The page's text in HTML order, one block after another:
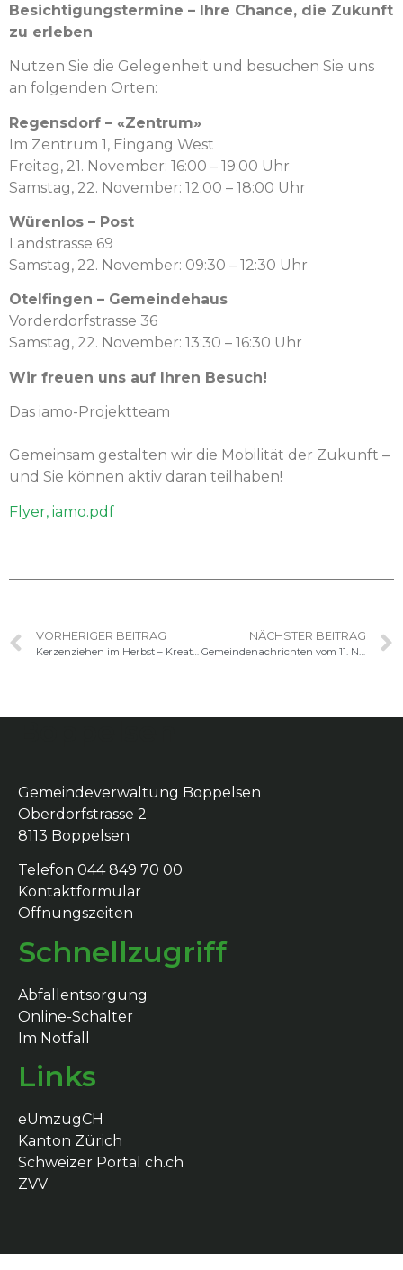
Besich­ti­gung­ster­mine – Ihre Chance, die Zukun­ft
zu erleben
Nutzen Sie die Gele­gen­heit und besuchen Sie uns
an fol­gen­den Orten:
Regens­dorf – «Zen­trum»
Im Zen­trum 1, Ein­gang West
Fre­itag, 21. Novem­ber: 16:00 – 19:00 Uhr
Sam­stag, 22. Novem­ber: 12:00 – 18:00 Uhr
Würen­los – Post
Land­strasse 69
Sam­stag, 22. Novem­ber: 09:30 – 12:30 Uhr
Otelfin­gen – Gemein­de­haus
Vorder­dorf­s­trasse 36
Sam­stag, 22. Novem­ber: 13:30 – 16:30 Uhr
Wir freuen uns auf Ihren Besuch!
Das iamo-Pro­jek­t­team
Gemein­sam gestal­ten wir die Mobil­ität der Zukun­ft –
und Sie kön­nen aktiv daran teilhaben!
Fly­er, iamo.pdf
VORHERIGER BEITRAG
Kerzenziehen im Herbst – Kreativ werden mit Bienenwachs
NÄCHSTER BEITRAG
Gemeindenachrichten vom 11. November 2025
Gemeindeverwaltung Boppelsen
Oberdorfstrasse 2
8113 Boppelsen
Telefon 044 849 70 00
Kontaktformular
Öffnungszeiten
Schnellzugriff
Abfallentsorgung
Online-Schalter
Im Notfall
Links
eUmzugCH
Kanton Zürich
Schweizer Portal ch.ch
ZVV